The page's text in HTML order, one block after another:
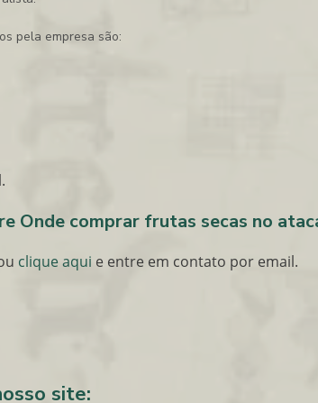
pela empresa são:
Onde comprar frutas secas no
clique aqui e entre em contato por email.
site: